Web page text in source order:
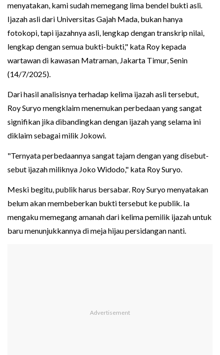
menyatakan, kami sudah memegang lima bendel bukti asli.
Ijazah asli dari Universitas Gajah Mada, bukan hanya
fotokopi, tapi ijazahnya asli, lengkap dengan transkrip nilai,
lengkap dengan semua bukti-bukti," kata Roy kepada
wartawan di kawasan Matraman, Jakarta Timur, Senin
(14/7/2025).
Dari hasil analisisnya terhadap kelima ijazah asli tersebut,
Roy Suryo mengklaim menemukan perbedaan yang sangat
signifikan jika dibandingkan dengan ijazah yang selama ini
diklaim sebagai milik Jokowi.
"Ternyata perbedaannya sangat tajam dengan yang disebut-
sebut ijazah miliknya Joko Widodo," kata Roy Suryo.
Meski begitu, publik harus bersabar. Roy Suryo menyatakan
belum akan membeberkan bukti tersebut ke publik. Ia
mengaku memegang amanah dari kelima pemilik ijazah untuk
baru menunjukkannya di meja hijau persidangan nanti.